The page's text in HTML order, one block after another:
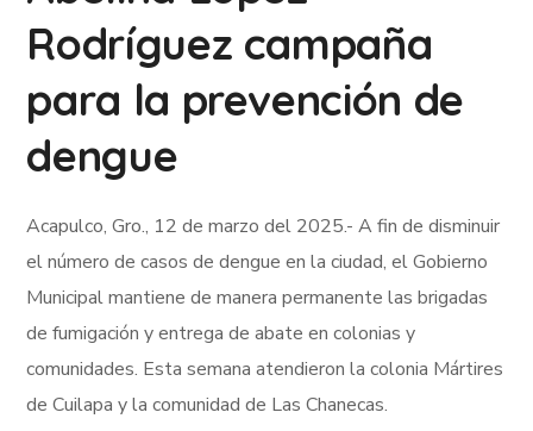
Rodríguez campaña
para la prevención de
dengue
Acapulco, Gro., 12 de marzo del 2025.- A fin de disminuir
el número de casos de dengue en la ciudad, el Gobierno
Municipal mantiene de manera permanente las brigadas
de fumigación y entrega de abate en colonias y
comunidades. Esta semana atendieron la colonia Mártires
de Cuilapa y la comunidad de Las Chanecas.